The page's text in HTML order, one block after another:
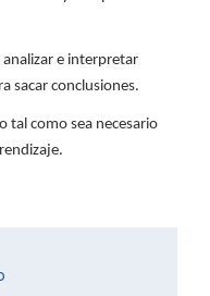
e interpretar
sacar conclusiones.
tal como sea necesario